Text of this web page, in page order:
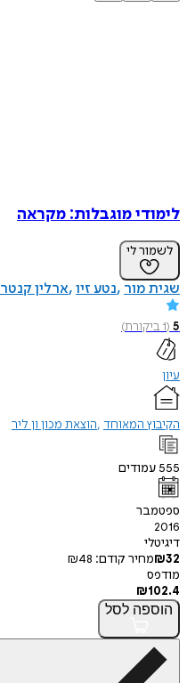
לימודי מוגבלות: מקראה
לשמור לי
שגית מור נטע זיו ארלין קנטר
5
(
1ביקורת)
עיון
הקיבוץ המאוחד הוצאת מכון ון ליר
555 עמודים
ספטמבר
2016
דיגיטלי
₪32 מחיר קודם: ₪48
מודפס
₪102.4
הוספה לסל